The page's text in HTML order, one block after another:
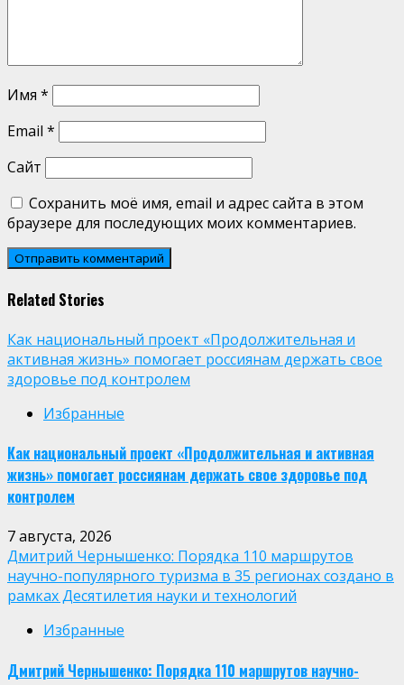
Имя *
Email *
Сайт
Сохранить моё имя, email и адрес сайта в этом
браузере для последующих моих комментариев.
Related Stories
Как национальный проект «Продолжительная и
активная жизнь» помогает россиянам держать свое
здоровье под контролем
Избранные
Как национальный проект «Продолжительная и активная
жизнь» помогает россиянам держать свое здоровье под
контролем
7 августа, 2026
Дмитрий Чернышенко: Порядка 110 маршрутов
научно-популярного туризма в 35 регионах создано в
рамках Десятилетия науки и технологий
Избранные
Дмитрий Чернышенко: Порядка 110 маршрутов научно-